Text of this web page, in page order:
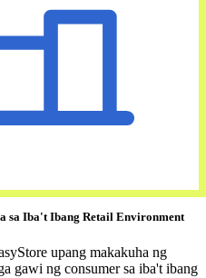
sa Iba't Ibang Retail Environment
upang makakuha ng
gawi ng consumer sa iba't ibang